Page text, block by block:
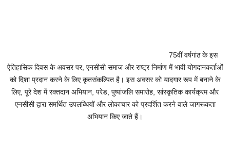
75वीं वर्षगांठ के इस
ऐतिहासिक दिवस के अवसर पर, एनसीसी समाज और राष्ट्र निर्माण में भावी योगदानकर्ताओं
को दिशा प्रदान करने के लिए कृतसंकल्पित है। इस अवसर को यादगार रूप में बनाने के
लिए, पूरे देश में रक्तदान अभियान, परेड, पुष्पांजलि समारोह, सांस्कृतिक कार्यक्रम और
एनसीसी द्वारा समर्थित उपलब्धियों और लोकाचार को प्रदर्शित करने वाले जागरूकता
अभियान किए जाते हैं।